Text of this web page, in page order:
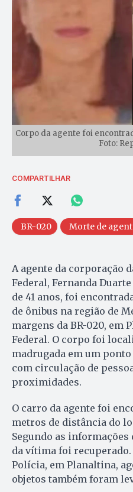
Corpo da agente foi
Foto:
COMPARTILHAR
BR-020 Morte de
A agente da corporação
Federal, Fernanda
de 41 anos, foi
de ônibus na região de
margens da BR-020, em
Federal. O corpo foi
madrugada em um
com circulação de
proximidades.
O carro da agente foi
metros de distância do
Segundo as
da vítima foi recuperado.
Polícia, em Planaltina,
objetos também foram